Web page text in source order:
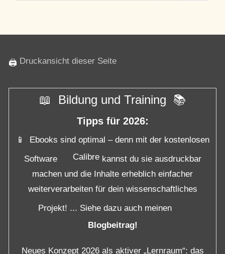
🖨 Druckansicht dieser Seite
📖 Bildung und Training 📚
Tipps für 2026:
📱 Ebooks sind optimal – denn mit der kostenlosen
Software
Calibrekannst du sie ausdruckbar
machen und die Inhalte erheblich einfacher
weiterverarbeiten für dein wissenschaftliches
Projekt! ... Siehe dazu auch meinen
Blogbeitrag!
Neues Konzept 2026 als aktiver „Lernraum“: das